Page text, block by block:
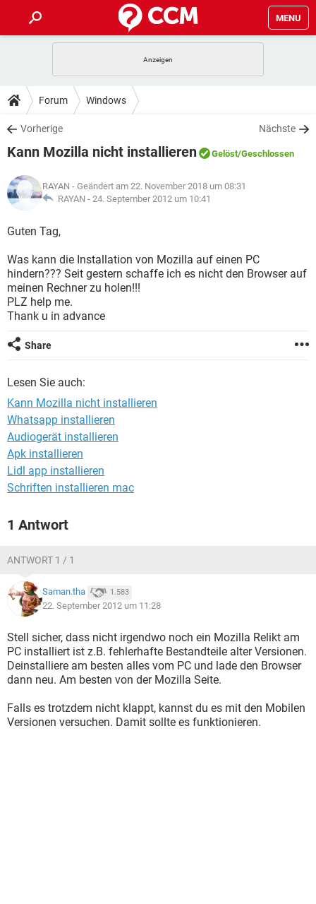
MENU
ANDROID
WINDOWS 10
WHATSAPP TIKTOK
FACEBOOK
TIPPS & TRICKS
SPIELE
WHATSAPP TIKTOK
FACEBOOK
DOWNLOADS
SPIELE STREAMING
ANDROID
WINDOWS 10 INSTAGRAM
WHATSAPP
SPIELE STREAMING
ANDROID
WINDOWS 10
WHATSAPP TIKTOK
FACEBOOK
LEXIKON
SPIELE
WINDOWS 10 INSTAGRAM
WHATSAPP
FACEBOOK
Forum Windows
Vorherige Nächste
Kann Mozilla nicht installieren Gelöst/Geschlossen
RAYAN - Geändert am 22. November 2018 um 08:31
RAYAN - 24. September 2012 um 10:41
Guten Tag,
Was kann die Installation von Mozilla auf einen PC
hindern??? Seit gestern schaffe ich es nicht den Browser auf
meinen Rechner zu holen!!!
PLZ help me.
Thank u in advance
Share
Lesen Sie auch:
Kann Mozilla nicht installieren
Whatsapp installieren
Audiogerät installieren
Apk installieren
Lidl app installieren
Schriften installieren mac
1 Antwort
ANTWORT 1 / 1
Saman.tha 1.583
22. September 2012 um 11:28
Stell sicher, dass nicht irgendwo noch ein Mozilla Relikt am
PC installiert ist z.B. fehlerhafte Bestandteile alter Versionen.
Deinstalliere am besten alles vom PC und lade den Browser
dann neu. Am besten von der Mozilla Seite.
Falls es trotzdem nicht klappt, kannst du es mit den Mobilen
Versionen versuchen. Damit sollte es funktionieren.